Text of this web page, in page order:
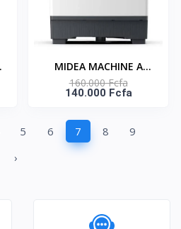
MIDEA MACHINE A
LAVER 14KG TOP LOAD
- TWIN TUB -
MT100W140/WG
160.000 Fcfa
140.000 Fcfa
5 6 7 8
9
›